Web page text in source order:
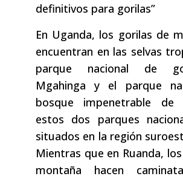
definitivos para gorilas”
En Uganda, los gorilas de
encuentran en las selvas
parque nacional de
Mgahinga y el parque
bosque impenetrable de
estos dos parques
situados en la región
Mientras que en Ruanda,
montaña hacen